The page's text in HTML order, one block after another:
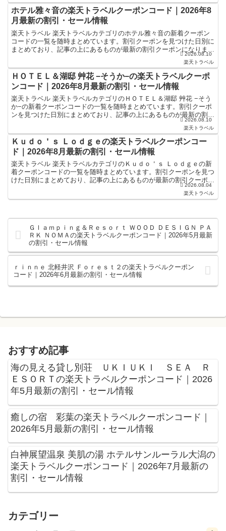
ホテル雅々音の楽天トラベルクーポンコード｜2026年8
月最新の割引・セール情報
楽天トラベル 楽天トラベルカテゴリのホテル雅々音の新着クーポン
コードの一覧を随時まとめています。割引クーポンを見つけた日別に
まとめており、記事の上にあるものが最新の割引クーポンになりま
す。ホテル・旅館宿泊の予約などで使えるクーポンやセール・...
2026.08.10
楽天トラベル
ＨＯＴＥＬ＆湖邸 艸花 −そうか−の楽天トラベルクーポ
ンコード｜2026年8月最新の割引・セール情報
楽天トラベル 楽天トラベルカテゴリのＨＯＴＥＬ＆湖邸 艸花 −そう
か−の新着クーポンコードの一覧を随時まとめています。割引クーポ
ンを見つけた日別にまとめており、記事の上にあるものが最新の割引
クーポンになります。ホテル・旅館宿泊の予約などで使... 2026.08.10
楽天トラベル
Ｋｕｄｏ＇ｓ Ｌｏｄｇｅの楽天トラベルクーポンコー
ド｜2026年8月最新の割引・セール情報
楽天トラベル 楽天トラベルカテゴリのＫｕｄｏ＇ｓ Ｌｏｄｇｅの新
着クーポンコードの一覧を随時まとめています。割引クーポンを見つ
けた日別にまとめており、記事の上にあるものが最新の割引クーポン
になります。ホテル・旅館宿泊の予約などで使えるクーポ...2026.08.04
楽天トラベル
Ｇｌａｍｐｉｎｇ＆Ｒｅｓｏｒｔ ＷＯＯＤ ＤＥＳＩＧＮ ＰＡ
ＲＫ ＮＯＭＡの楽天トラベルクーポンコード｜2026年5月最新
の割引・セール情報
ｒｉｎｎｅ 北軽井沢 Ｆｏｒｅｓｔ２の楽天トラベルクーポン
コード｜2026年6月最新の割引・セール情報
おすすめ記事
海の見える貸し別荘 ＵＫＩＵＫＩ ＳＥＡ Ｒ
ＥＳＯＲＴの楽天トラベルクーポンコード｜2026
年5月最新の割引・セール情報
癒しの宿 彩葉の楽天トラベルクーポンコード｜
2026年5月最新の割引・セール情報
白神展望温泉 美肌の湯 ホテルサンルーラル大潟の
楽天トラベルクーポンコード｜2026年7月最新の
割引・セール情報
カテゴリー